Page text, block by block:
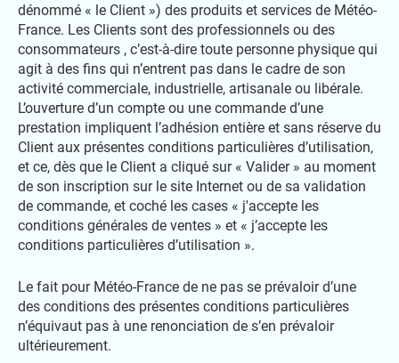
dénommé « le Client ») des produits et services de Météo-
France. Les Clients sont des professionnels ou des
consommateurs , c’est-à-dire toute personne physique qui
agit à des fins qui n’entrent pas dans le cadre de son
activité commerciale, industrielle, artisanale ou libérale.
L’ouverture d’un compte ou une commande d’une
prestation impliquent l’adhésion entière et sans réserve du
Client aux présentes conditions particulières d’utilisation,
et ce, dès que le Client a cliqué sur « Valider » au moment
de son inscription sur le site Internet ou de sa validation
de commande, et coché les cases « j'accepte les
conditions générales de ventes » et « j’accepte les
conditions particulières d’utilisation ».
Le fait pour Météo-France de ne pas se prévaloir d’une
des conditions des présentes conditions particulières
n’équivaut pas à une renonciation de s’en prévaloir
ultérieurement.